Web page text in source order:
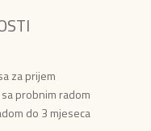
za prijem
probnim radom
do 3 mjeseca